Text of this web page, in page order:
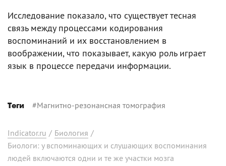
Исследование показало, что существует тесная
связь между процессами кодирования
воспоминаний и их восстановлением в
воображении, что показывает, какую роль играет
язык в процессе передачи информации.
Теги #Магнитно-резонансная томография
Indicator.ru / Биология /
Биологи: у вспоминающих и слушающих воспоминания
людей включаются одни и те же участки мозга